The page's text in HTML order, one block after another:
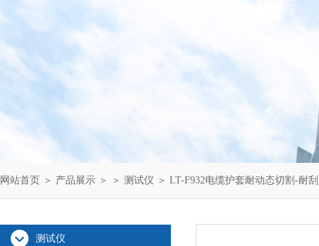
网站首页 ＞ 产品展示 ＞ ＞ 测试仪 ＞ LT-F932电缆护套耐动态切割-耐
测试仪